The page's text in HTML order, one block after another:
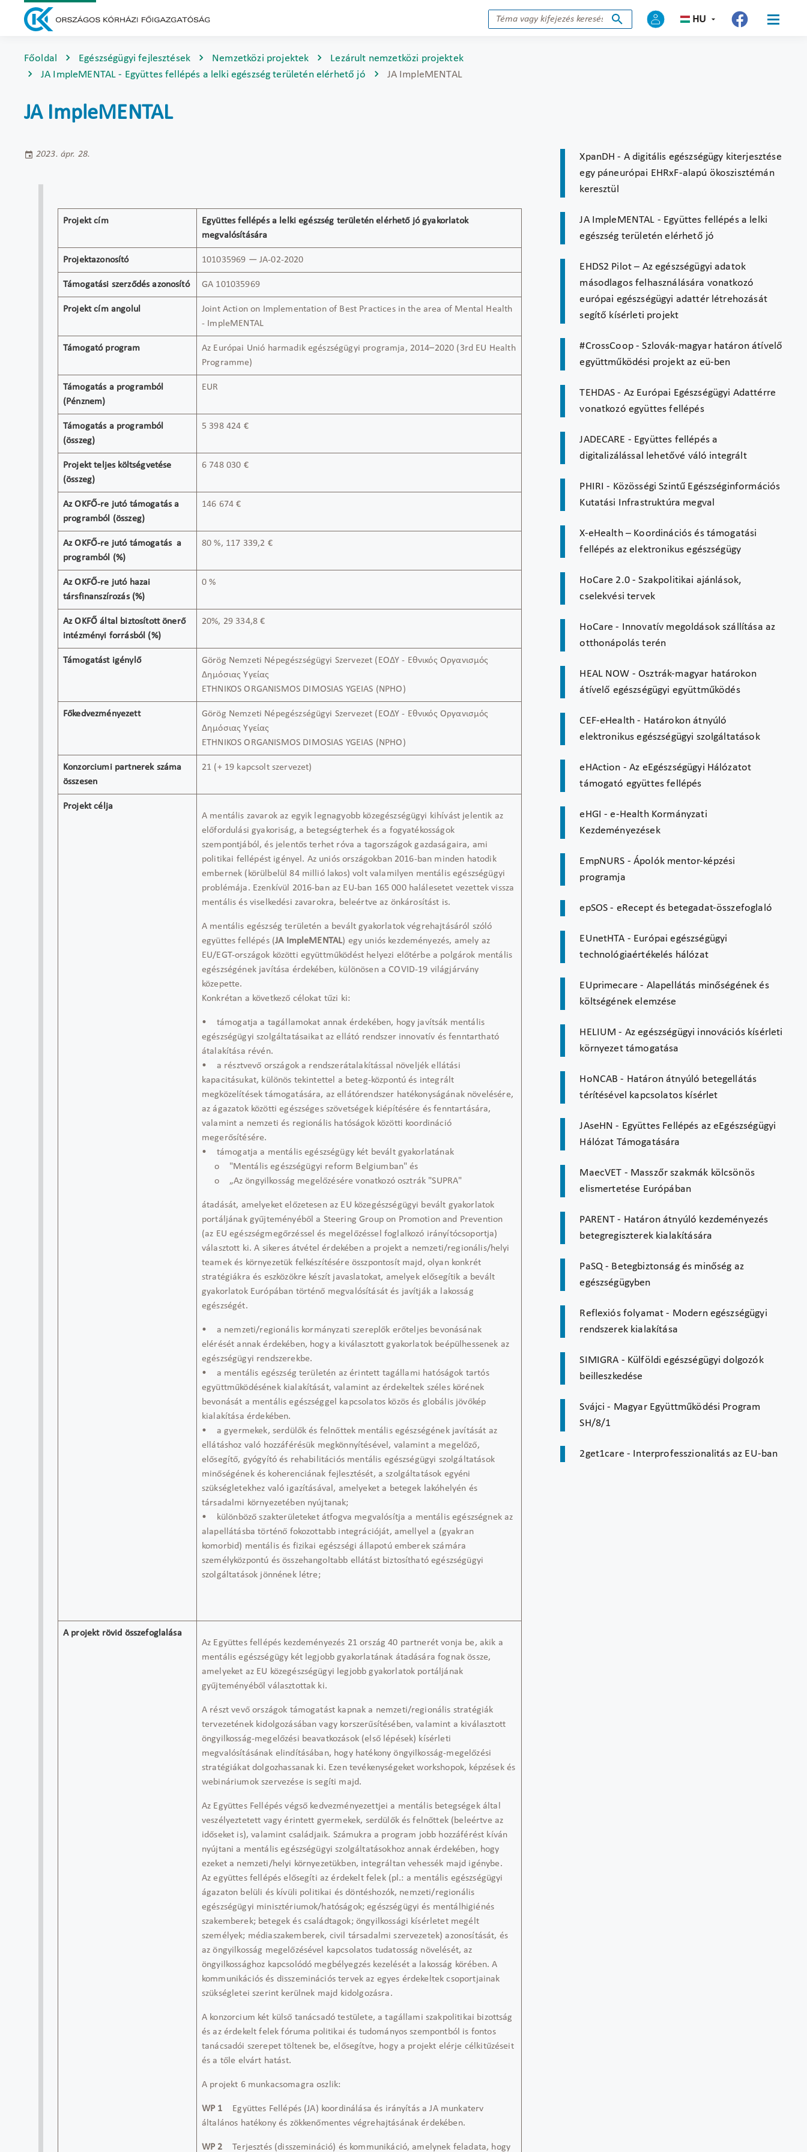
HU
Főoldal Egészségügyi fejlesztések Nemzetközi projektek
Lezárult nemzetközi projektek
JA ImpleMENTAL - Együttes fellépés a lelki egészség területén elérhető jó
JA ImpleMENTAL
JA ImpleMENTAL
2023. ápr. 28.
Projekt cím
Együttes fellépés a lelki egészség területén elérhető jó gyakorlatok
megvalósítására
Projektazonosító 101035969 — JA-02-2020
Támogatási szerződés azonosító GA 101035969
Projekt cím angolul
Joint Action on Implementation of Best Practices in the area of Mental Health
- ImpleMENTAL
Támogató program
Az Európai Unió harmadik egészségügyi programja, 2014–2020 (3rd EU Health
Programme)
Támogatás a programból
(Pénznem)
EUR
Támogatás a programból
(összeg)
5 398 424 €
Projekt teljes költségvetése
(összeg)
6 748 030 €
Az OKFŐ-re jutó támogatás a
programból (összeg)
146 674 €
Az OKFŐ-re jutó támogatás a
programból (%)
80 %, 117 339,2 €
Az OKFŐ-re jutó hazai
társfinanszírozás (%)
0 %
Az OKFŐ által biztosított önerő
intézményi forrásból (%)
20%, 29 334,8 €
Támogatást igénylő
Görög Nemzeti Népegészségügyi Szervezet (ΕΟΔΥ - Εθνικός Οργανισμός
Δημόσιας Υγείας
ETHNIKOS ORGANISMOS DIMOSIAS YGEIAS (NPHO)
Főkedvezményezett
Görög Nemzeti Népegészségügyi Szervezet (ΕΟΔΥ - Εθνικός Οργανισμός
Δημόσιας Υγείας
ETHNIKOS ORGANISMOS DIMOSIAS YGEIAS (NPHO)
Konzorciumi partnerek száma
összesen
21 (+ 19 kapcsolt szervezet)
Projekt célja
A mentális zavarok az egyik legnagyobb közegészségügyi kihívást jelentik az
előfordulási gyakoriság, a betegségterhek és a fogyatékosságok
szempontjából, és jelentős terhet róva a tagországok gazdaságaira, ami
politikai fellépést igényel. Az uniós országokban 2016-ban minden hatodik
embernek (körülbelül 84 millió lakos) volt valamilyen mentális egészségügyi
problémája. Ezenkívül 2016-ban az EU-ban 165 000 halálesetet vezettek vissza
mentális és viselkedési zavarokra, beleértve az önkárosítást is.
A mentális egészség területén a bevált gyakorlatok végrehajtásáról szóló
együttes fellépés (JA ImpleMENTAL) egy uniós kezdeményezés, amely az
EU/EGT-országok közötti együttműködést helyezi előtérbe a polgárok mentális
egészségének javítása érdekében, különösen a COVID-19 világjárvány
közepette.
Konkrétan a következő célokat tűzi ki:
• támogatja a tagállamokat annak érdekében, hogy javítsák mentális
egészségügyi szolgáltatásaikat az ellátó rendszer innovatív és fenntartható
átalakítása révén.
• a résztvevő országok a rendszerátalakítással növeljék ellátási
kapacitásukat, különös tekintettel a beteg-központú és integrált
megközelítések támogatására, az ellátórendszer hatékonyságának növelésére,
az ágazatok közötti egészséges szövetségek kiépítésére és fenntartására,
valamint a nemzeti és regionális hatóságok közötti koordináció
megerősítésére.
• támogatja a mentális egészségügy két bevált gyakorlatának
o "Mentális egészségügyi reform Belgiumban" és
o „Az öngyilkosság megelőzésére vonatkozó osztrák "SUPRA"
átadását, amelyeket előzetesen az EU közegészségügyi bevált gyakorlatok
portáljának gyűjteményéből a Steering Group on Promotion and Prevention
(az EU egészségmegőrzéssel és megelőzéssel foglalkozó irányítócsoportja)
választott ki. A sikeres átvétel érdekében a projekt a nemzeti/regionális/helyi
teamek és környezetük felkészítésére összpontosít majd, olyan konkrét
stratégiákra és eszközökre készít javaslatokat, amelyek elősegítik a bevált
gyakorlatok Európában történő megvalósítását és javítják a lakosság
egészségét.
• a nemzeti/regionális kormányzati szereplők erőteljes bevonásának
elérését annak érdekében, hogy a kiválasztott gyakorlatok beépülhessenek az
egészségügyi rendszerekbe.
• a mentális egészség területén az érintett tagállami hatóságok tartós
együttműködésének kialakítását, valamint az érdekeltek széles körének
bevonását a mentális egészséggel kapcsolatos közös és globális jövőkép
kialakítása érdekében.
• a gyermekek, serdülők és felnőttek mentális egészségének javítását az
ellátáshoz való hozzáférésük megkönnyítésével, valamint a megelőző,
elősegítő, gyógyító és rehabilitációs mentális egészségügyi szolgáltatások
minőségének és koherenciának fejlesztését, a szolgáltatások egyéni
szükségletekhez való igazításával, amelyeket a betegek lakóhelyén és
társadalmi környezetében nyújtanak;
• különböző szakterületeket átfogva megvalósítja a mentális egészségnek az
alapellátásba történő fokozottabb integrációját, amellyel a (gyakran
komorbid) mentális és fizikai egészségi állapotú emberek számára
személyközpontú és összehangoltabb ellátást biztosítható egészségügyi
szolgáltatások jönnének létre;
A projekt rövid összefoglalása
Az Együttes fellépés kezdeményezés 21 ország 40 partnerét vonja be, akik a
mentális egészségügy két legjobb gyakorlatának átadására fognak össze,
amelyeket az EU közegészségügyi legjobb gyakorlatok portáljának
gyűjteményéből választottak ki.
A részt vevő országok támogatást kapnak a nemzeti/regionális stratégiák
tervezetének kidolgozásában vagy korszerűsítésében, valamint a kiválasztott
öngyilkosság-megelőzési beavatkozások (első lépések) kísérleti
megvalósításának elindításában, hogy hatékony öngyilkosság-megelőzési
stratégiákat dolgozhassanak ki. Ezen tevékenységeket workshopok, képzések és
webináriumok szervezése is segíti majd.
Az Együttes Fellépés végső kedvezményezettjei a mentális betegségek által
veszélyeztetett vagy érintett gyermekek, serdülők és felnőttek (beleértve az
időseket is), valamint családjaik. Számukra a program jobb hozzáférést kíván
nyújtani a mentális egészségügyi szolgáltatásokhoz annak érdekében, hogy
ezeket a nemzeti/helyi környezetükben, integráltan vehessék majd igénybe.
Az együttes fellépés elősegíti az érdekelt felek (pl.: a mentális egészségügyi
ágazaton belüli és kívüli politikai és döntéshozók, nemzeti/regionális
egészségügyi minisztériumok/hatóságok; egészségügyi és mentálhigiénés
szakemberek; betegek és családtagok; öngyilkossági kísérletet megélt
személyek; médiaszakemberek, civil társadalmi szervezetek) azonosítását, és
az öngyilkosság megelőzésével kapcsolatos tudatosság növelését, az
öngyilkossághoz kapcsolódó megbélyegzés kezelését a lakosság körében. A
kommunikációs és disszeminációs tervek az egyes érdekeltek csoportjainak
szükségletei szerint kerülnek majd kidolgozásra.
A konzorcium két külső tanácsadó testülete, a tagállami szakpolitikai bizottság
és az érdekelt felek fóruma politikai és tudományos szempontból is fontos
tanácsadói szerepet töltenek be, elősegítve, hogy a projekt elérje célkitűzéseit
és a tőle elvárt hatást.
A projekt 6 munkacsomagra oszlik:
WP 1
Együttes Fellépés (JA) koordinálása és irányítás a JA munkaterv
általános hatékony és zökkenőmentes végrehajtásának érdekében.
WP 2 Terjesztés (disszemináció) és kommunikáció, amelynek feladata, hogy
XpanDH - A digitális egészségügy kiterjesztése
egy páneurópai EHRxF-alapú ökoszisztémán
keresztül
JA ImpleMENTAL - Együttes fellépés a lelki
egészség területén elérhető jó
EHDS2 Pilot – Az egészségügyi adatok
másodlagos felhasználására vonatkozó
európai egészségügyi adattér létrehozását
segítő kísérleti projekt
#CrossCoop - Szlovák-magyar határon átívelő
együttműködési projekt az eü-ben
TEHDAS - Az Európai Egészségügyi Adattérre
vonatkozó együttes fellépés
JADECARE - Együttes fellépés a
digitalizálással lehetővé váló integrált
PHIRI - Közösségi Szintű Egészséginformációs
Kutatási Infrastruktúra megval
X-eHealth – Koordinációs és támogatási
fellépés az elektronikus egészségügy
HoCare 2.0 - Szakpolitikai ajánlások,
cselekvési tervek
HoCare - Innovatív megoldások szállítása az
otthonápolás terén
HEAL NOW - Osztrák-magyar határokon
átívelő egészségügyi együttműködés
CEF-eHealth - Határokon átnyúló
elektronikus egészségügyi szolgáltatások
eHAction - Az eEgészségügyi Hálózatot
támogató együttes fellépés
eHGI - e-Health Kormányzati
Kezdeményezések
EmpNURS - Ápolók mentor-képzési
programja
epSOS - eRecept és betegadat-összefoglaló
EUnetHTA - Európai egészségügyi
technológiaértékelés hálózat
EUprimecare - Alapellátás minőségének és
költségének elemzése
HELIUM - Az egészségügyi innovációs kísérleti
környezet támogatása
HoNCAB - Határon átnyúló betegellátás
térítésével kapcsolatos kísérlet
JAseHN - Együttes Fellépés az eEgészségügyi
Hálózat Támogatására
MaecVET - Masszőr szakmák kölcsönös
elismertetése Európában
PARENT - Határon átnyúló kezdeményezés
betegregiszterek kialakítására
PaSQ - Betegbiztonság és minőség az
egészségügyben
Reflexiós folyamat - Modern egészségügyi
rendszerek kialakítása
SIMIGRA - Külföldi egészségügyi dolgozók
beilleszkedése
Svájci - Magyar Együttműködési Program
SH/8/1
2get1care - Interprofesszionalitás az EU-ban